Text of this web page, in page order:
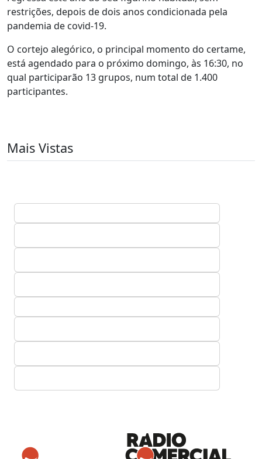
restrições, depois de dois anos condicionada pela
pandemia de covid-19.
O cortejo alegórico, o principal momento do certame,
está agendado para o próximo domingo, às 16:30, no
qual participarão 13 grupos, num total de 1.400
participantes.
Mais Vistas